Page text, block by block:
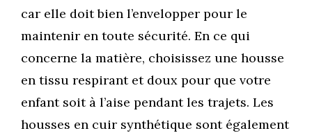
car elle doit bien l’envelopper pour le
maintenir en toute sécurité. En ce qui
concerne la matière, choisissez une housse
en tissu respirant et doux pour que votre
enfant soit à l’aise pendant les trajets. Les
housses en cuir synthétique sont également